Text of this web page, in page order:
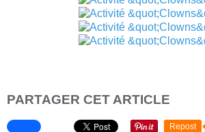
PARTAGER CET ARTICLE
Repost